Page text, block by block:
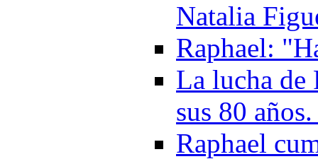
Natalia
Raphael:
La lucha de
sus 80
Raphael